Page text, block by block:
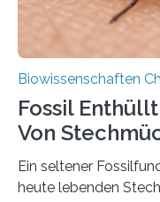
Biowissenschaften
Fossil
Von
Ein seltener
heute lebenden